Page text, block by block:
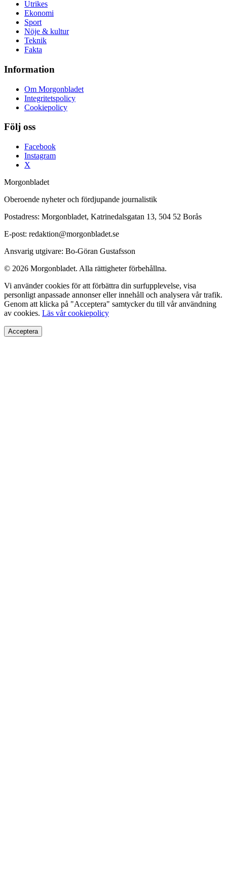
Utrikes
Ekonomi
Sport
Nöje & kultur
Teknik
Fakta
Information
Om Morgonbladet
Integritetspolicy
Cookiepolicy
Följ oss
Facebook
Instagram
X
Morgonbladet
Oberoende nyheter och fördjupande journalistik
Postadress: Morgonbladet, Katrinedalsgatan 13, 504 52 Borås
E-post: redaktion@morgonbladet.se
Ansvarig utgivare: Bo-Göran Gustafsson
© 2026 Morgonbladet. Alla rättigheter förbehållna.
Vi använder cookies för att förbättra din surfupplevelse, visa
personligt anpassade annonser eller innehåll och analysera vår trafik.
Genom att klicka på "Acceptera" samtycker du till vår användning
av cookies. Läs vår cookiepolicy
Acceptera